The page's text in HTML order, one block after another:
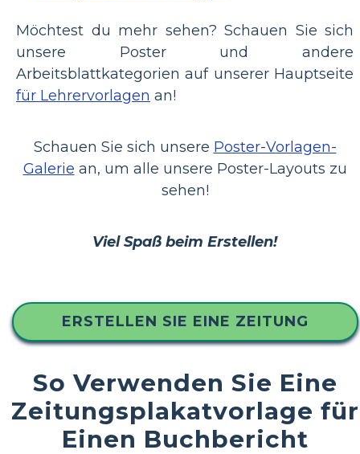
Möchtest du mehr sehen? Schauen Sie sich
unsere Poster und andere
Arbeitsblattkategorien auf unserer Hauptseite
für Lehrervorlagen an!
Schauen Sie sich unsere Poster-Vorlagen-
Galerie an, um alle unsere Poster-Layouts zu
sehen!
Viel Spaß beim Erstellen!
ERSTELLEN SIE EINE ZEITUNG
So Verwenden Sie Eine
Zeitungsplakatvorlage für
Einen Buchbericht